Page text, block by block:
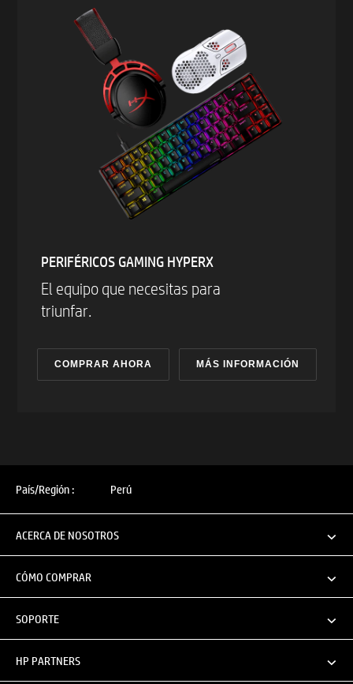
PERIFÉRICOS GAMING HYPERX
El equipo que necesitas para
triunfar.
COMPRAR AHORA MÁS INFORMACIÓN
País/Región : Perú
ACERCA DE NOSOTROS
CÓMO COMPRAR
SOPORTE
HP PARTNERS